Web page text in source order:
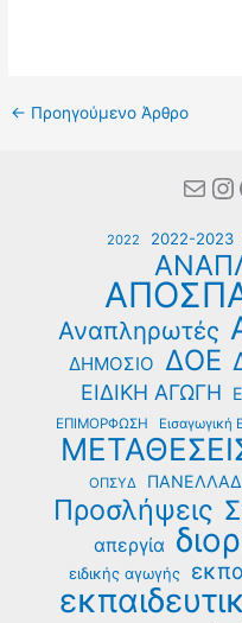
← Προηγούμενο Άρθρο
Mail
2022 2022-2023
Αναπληρωτές
ΔΗΜΟΣΙΟ ΔΟΕ
ΕΙΔΙΚΗ ΑΓΩΓΗ
ΕΠΙΜΟΡΦΩΣΗ Εισαγωγική
ΟΠΣΥΔ
Προσλήψεις
απεργία
ειδικής αγωγής